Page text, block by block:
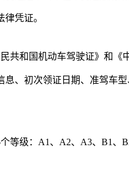
凭证。
民共和国机动车驾驶证》和
息、初次领证日期、准驾车
个等级：A1、A2、A3、B1、